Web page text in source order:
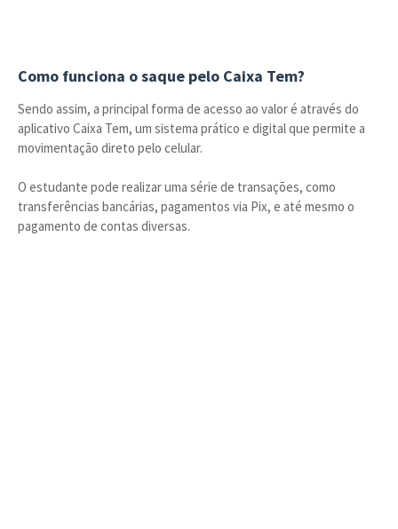
Como funciona o saque pelo Caixa Tem?
Sendo assim, a principal forma de acesso ao valor é através do
aplicativo Caixa Tem, um sistema prático e digital que permite a
movimentação direto pelo celular.
O estudante pode realizar uma série de transações, como
transferências bancárias, pagamentos via Pix, e até mesmo o
pagamento de contas diversas.